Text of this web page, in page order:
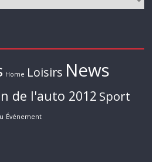
Home Loisirs News
de l'auto 2012 Sport
Événement